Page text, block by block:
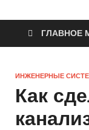
ГЛАВНОЕ
ИНЖЕНЕРНЫЕ
Как